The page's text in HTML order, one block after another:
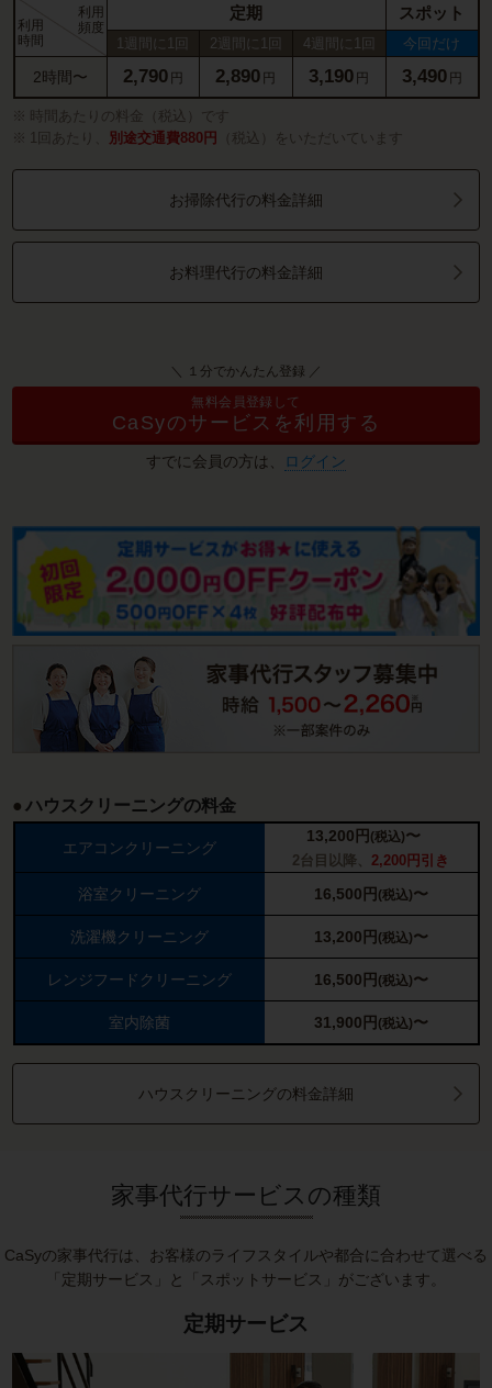
利用
時間
利用
頻度
定期 スポット
1週間に1回 2週間に1回 4週間に1回 今回だけ
2時間〜 2,790 円 2,890 円 3,190 円 3,490 円
時間あたりの料金（税込）です
1回あたり、
別途交通費880円 （税込）をいただいています
お掃除代行の料金詳細
お料理代行の料金詳細
＼ １分でかんたん登録 ／
無料会員登録して
CaSyのサービスを利用する
すでに会員の方は、 ログイン
ハウスクリーニングの料金
エアコンクリーニング
13,200 円 (税込)〜
2台目以降、 2,200円引き
浴室クリーニング 16,500 円 (税込)〜
洗濯機クリーニング 13,200 円 (税込)〜
レンジフードクリーニング 16,500 円 (税込)〜
室内除菌 31,900 円 (税込)〜
ハウスクリーニングの料金詳細
家事代行サービスの種類
CaSyの家事代行は、お客様のライフスタイルや都合に合わせて選べる
「定期サービス」と「スポットサービス」がございます。
定期サービス